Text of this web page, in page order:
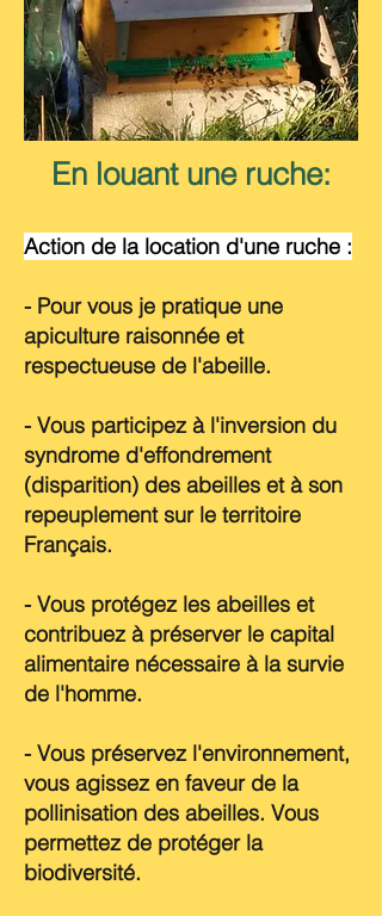
En louant une ruche:
Action de la location d'une ruche :
- Pour vous je pratique une
apiculture raisonnée et
respectueuse de l'abeille.
- Vous participez à l'inversion du
syndrome d'effondrement
(disparition) des abeilles et à son
repeuplement sur le territoire
Français.
- Vous protégez les abeilles et
contribuez à préserver le capital
alimentaire nécessaire à la survie
de l'homme.
- Vous préservez l'environnement,
vous agissez en faveur de la
pollinisation des abeilles. Vous
permettez de protéger la
biodiversité.